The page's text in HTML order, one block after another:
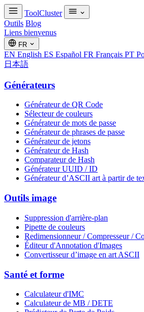
ToolCluster
Outils Blog
Liens bienvenus
FR
EN English ES Español FR Français PT
日本語
Générateurs
Générateur de QR Code
Sélecteur de couleurs
Générateur de mots de passe
Générateur de phrases de passe
Générateur de jetons
Générateur de Hash
Comparateur de Hash
Générateur UUID / ID
Générateur d’ASCII art à partir de
Outils image
Suppression d'arrière-plan
Pipette de couleurs
Redimensionneur / Compresseur /
Éditeur d'Annotation d'Images
Convertisseur d’image en art ASCII
Santé et forme
Calculateur d'IMC
Calculateur de MB / DETE